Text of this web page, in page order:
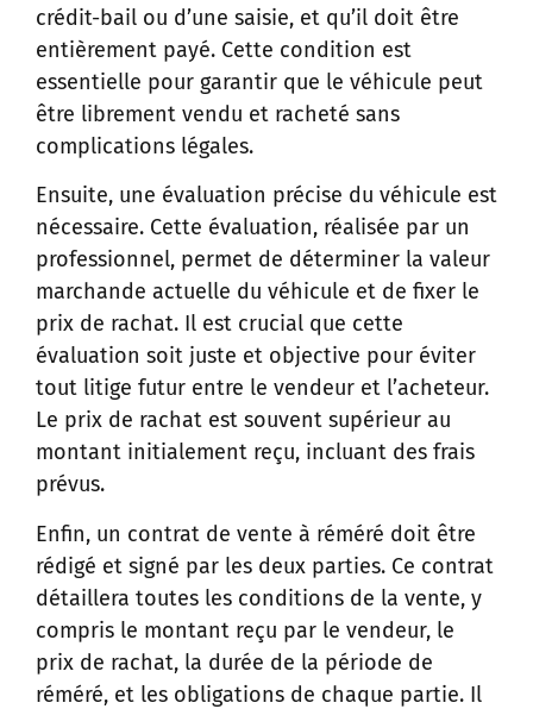
crédit-bail ou d’une saisie, et qu’il doit être
entièrement payé. Cette condition est
essentielle pour garantir que le véhicule peut
être librement vendu et racheté sans
complications légales.
Ensuite, une évaluation précise du véhicule est
nécessaire. Cette évaluation, réalisée par un
professionnel, permet de déterminer la valeur
marchande actuelle du véhicule et de fixer le
prix de rachat. Il est crucial que cette
évaluation soit juste et objective pour éviter
tout litige futur entre le vendeur et l’acheteur.
Le prix de rachat est souvent supérieur au
montant initialement reçu, incluant des frais
prévus.
Enfin, un contrat de vente à réméré doit être
rédigé et signé par les deux parties. Ce contrat
détaillera toutes les conditions de la vente, y
compris le montant reçu par le vendeur, le
prix de rachat, la durée de la période de
réméré, et les obligations de chaque partie. Il